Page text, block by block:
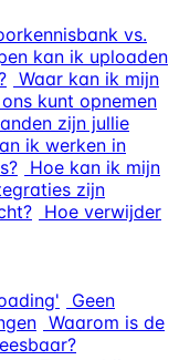
vs.
kan ik uploaden
Waar kan ik mijn
kunt opnemen
zijn jullie
ik werken in
Hoe kan ik mijn
zijn
Hoe verwijder
Geen
Waarom is de